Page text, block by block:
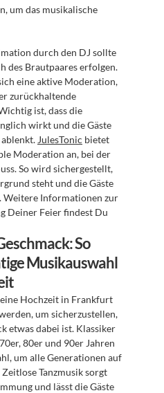
um das musikalische
durch den DJ sollte
des Brautpaares erfolgen.
eine aktive Moderation,
zurückhaltende
ist, dass die
wirkt und die Gäste
JulesTonic bietet
Moderation an, bei der
So wird sichergestellt,
steht und die Gäste
Weitere Informationen zur
Deiner Feier findest Du
So
Musikauswahl
Hochzeit in Frankfurt
um sicherzustellen,
etwas dabei ist. Klassiker
80er und 90er Jahren
um alle Generationen auf
Tanzmusik sorgt
und lässt die Gäste